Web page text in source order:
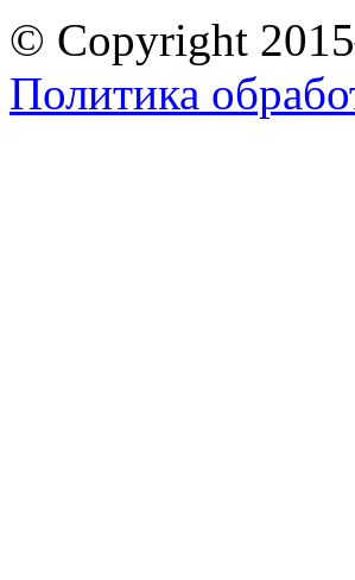
© Copyright
Политика